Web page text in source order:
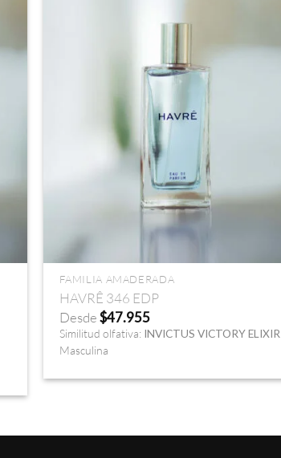
FAMILIA AMADERADA
HAVRÊ 346 EDP
Desde$47.955
Similitud olfativa: INVICTUS VICTORY ELIXIR
Masculina